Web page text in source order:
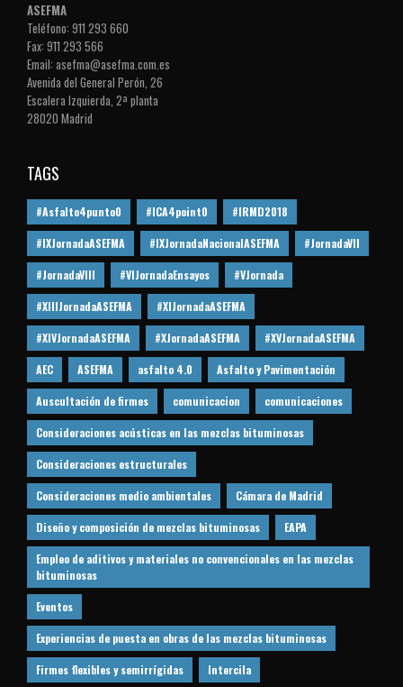
ASEFMA
Teléfono: 911 293 660
Fax: 911 293 566
Email: asefma@asefma.com.es
Avenida del General Perón, 26
Escalera Izquierda, 2ª planta
28020 Madrid
TAGS
#Asfalto4punto0 #ICA4point0 #IRMD2018
#IXJornadaASEFMA #IXJornadaNacionalASEFMA #JornadaVII
#JornadaVIII #VIJornadaEnsayos #VJornada
#XIIIJornadaASEFMA #XIJornadaASEFMA
#XIVJornadaASEFMA #XJornadaASEFMA #XVJornadaASEFMA
AEC ASEFMA asfalto 4.0 Asfalto y Pavimentación
Auscultación de firmes comunicacion comunicaciones
Consideraciones acústicas en las mezclas bituminosas
Consideraciones estructurales
Consideraciones medio ambientales Cámara de Madrid
Diseño y composición de mezclas bituminosas EAPA
Empleo de aditivos y materiales no convencionales en las mezclas
bituminosas
Eventos
Experiencias de puesta en obras de las mezclas bituminosas
Firmes flexibles y semirrígidas Intercila